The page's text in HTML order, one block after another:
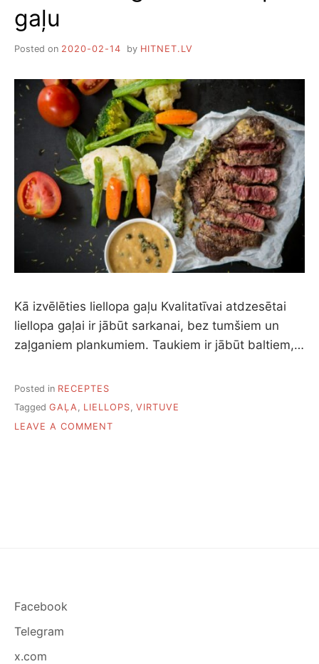
gaļu
Posted on 2020-02-14 by HITNET.LV
Kā izvēlēties liellopa gaļu Kvalitatīvai atdzesētai
liellopa gaļai ir jābūt sarkanai, bez tumšiem un
zaļganiem plankumiem. Taukiem ir jābūt baltiem,…
Posted in RECEPTES
Tagged GAĻA, LIELLOPS, VIRTUVE
LEAVE A COMMENT
Facebook
Telegram
x.com